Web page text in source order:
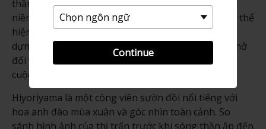
Continue
thần năm 2011 gây ra. Tuy nhiên, du khách sẽ thấy
niềm tự hào và tinh thần đấu tranh của người dân, thể
hiện bằng tấm bảng "Ganbarou Ishinomaki" được
dựng lên không lâu sau thảm họa. Đó là lời nhắc nhở
đối với tất cả mọi người rằng "Không bao giờ bỏ
cuộc!", dù mọi thứ trở nên khó khăn đến thế nào.
Hiyoriyama là một công viên sườn đồi nổi tiếng với
hoa anh đào mùa xuân và góc nhìn toàn cảnh. So
sánh hình ảnh của thị trấn trước khi sóng thần ập đến